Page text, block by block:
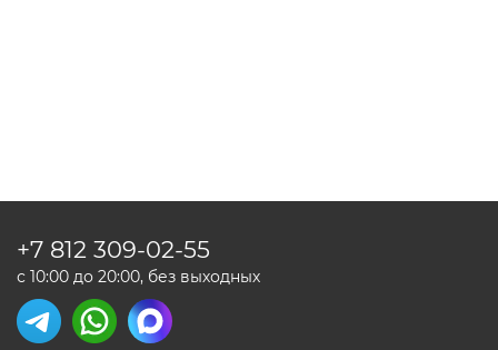
+7 812 309-02-55
с 10:00 до 20:00, без выходных